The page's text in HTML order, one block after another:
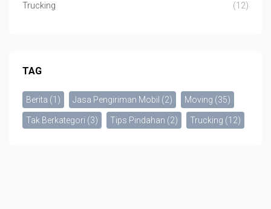
Trucking (12)
TAG
Berita (1) Jasa Pengiriman Mobil (2) Moving (35)
Tak Berkategori (3) Tips Pindahan (2) Trucking (12)